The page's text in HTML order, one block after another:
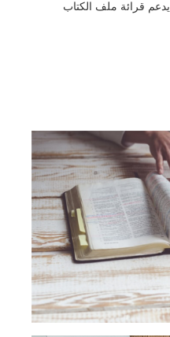
قرائة ملف الكتاب